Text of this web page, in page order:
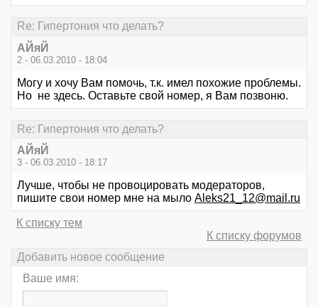
Re: Гипертония что делать?
АЙяЙ
2 - 06.03.2010 - 18:04
Могу и хочу Вам помочь, т.к. имел похожие проблемы.
Но не здесь. Оставьте свой номер, я Вам позвоню.
Re: Гипертония что делать?
АЙяЙ
3 - 06.03.2010 - 18:17
Лучше, чтобы не провоцировать модераторов,
пишите свои номер мне на мыло Aleks21_12@mail.ru
К списку тем
К списку форумов
Добавить новое сообщение
Ваше имя: